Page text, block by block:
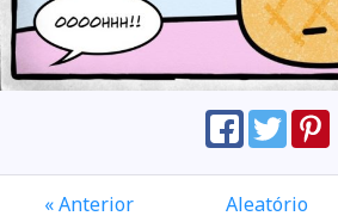
« Anterior Aleatório